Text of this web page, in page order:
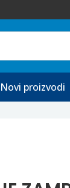
Novi proizvodi